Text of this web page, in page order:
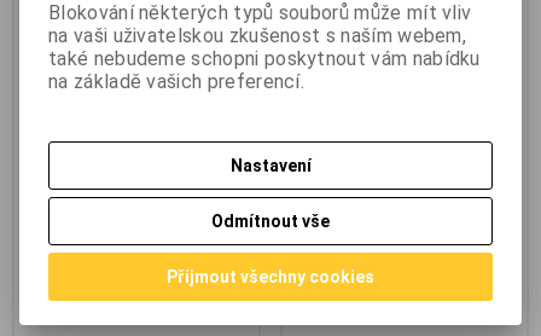
Krabička Z-100 plastová na
Výrobce:Kradex
Termín dodání (dny):skladem
ELKO EP ES-11A patice pro
relé na DIN lištu
Výrobce:ELKO EP
Katalogové číslo:
Záruka (měsíců):
Termín dodání (dny):skladem
Skladem:1 ks
Blokování některých typů souborů může mít vliv
na vaši uživatelskou zkušenost s naším webem,
také nebudeme schopni poskytnout vám nabídku
na základě vašich preferencí.
Nastavení
Odmítnout vše
Přijmout všechny cookies